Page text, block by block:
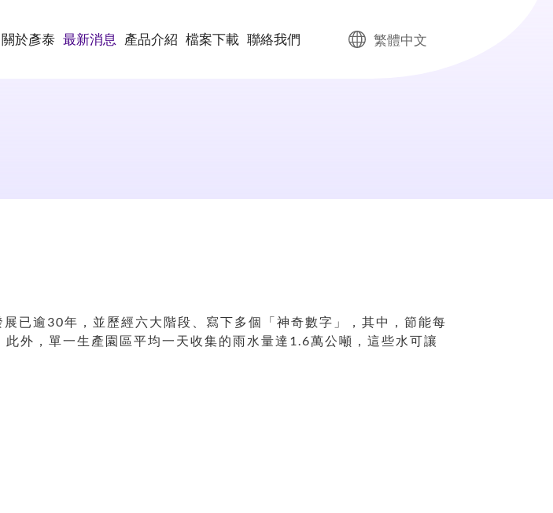
關於彥泰 最新消息 產品介紹 檔案下載 聯絡我們 繁體中文
已逾30年，並歷經六大階段、寫下多個「神奇數字」，其中，節能每
外，單一生產園區平均一天收集的雨水量達1.6萬公噸，這些水可讓